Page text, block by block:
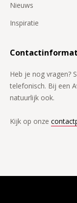
Nieuws
Inspiratie
Heb je nog vragen?
telefonisch. Bij een
natuurlijk ook.
Kijk op onze